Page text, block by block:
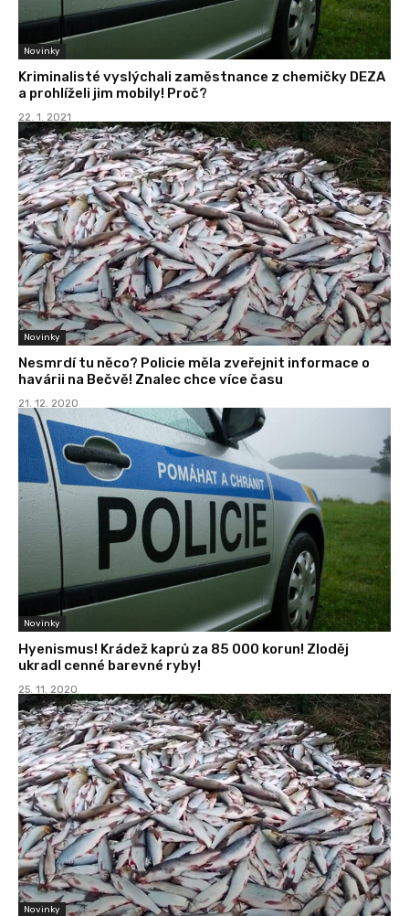
Novinky
Kriminalisté vyslýchali zaměstnance z chemičky DEZA
a prohlíželi jim mobily! Proč?
22. 1. 2021
Novinky
Nesmrdí tu něco? Policie měla zveřejnit informace o
havárii na Bečvě! Znalec chce více času
21. 12. 2020
Novinky
Hyenismus! Krádež kaprů za 85 000 korun! Zloděj
ukradl cenné barevné ryby!
25. 11. 2020
Novinky